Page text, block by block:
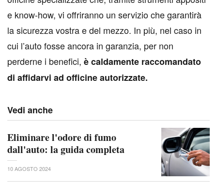
e know-how, vi offriranno un servizio che garantirà
la sicurezza vostra e del mezzo. In più, nel caso in
cui l’auto fosse ancora in garanzia, per non
perderne i benefici, è caldamente raccomandato
di affidarvi ad officine autorizzate.
Vedi anche
Eliminare l'odore di fumo
dall'auto: la guida completa
10 AGOSTO 2024